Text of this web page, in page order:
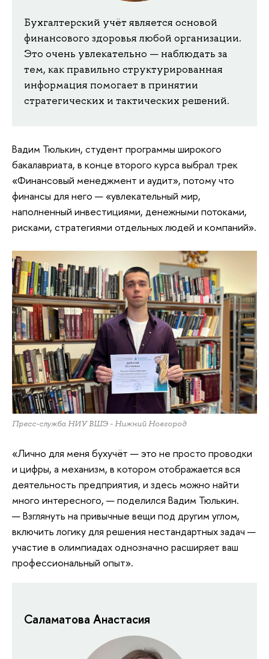
Бухгалтерский учёт является основой
финансового здоровья любой организации.
Это очень увлекательно — наблюдать за
тем, как правильно структурированная
информация помогает в принятии
стратегических и тактических решений.
Вадим Тюлькин, студент программы широкого
бакалавриата, в конце второго курса выбрал трек
«Финансовый менеджмент и аудит», потому что
финансы для него — «увлекательный мир,
наполненный инвестициями, денежными потоками,
рисками, стратегиями отдельных людей и компаний».
Пресс-служба НИУ ВШЭ - Нижний Новгород
«Лично для меня бухучёт — это не просто проводки
и цифры, а механизм, в котором отображается вся
деятельность предприятия, и здесь можно найти
много интересного, — поделился Вадим Тюлькин.
— Взглянуть на привычные вещи под другим углом,
включить логику для решения нестандартных задач —
участие в олимпиадах однозначно расширяет ваш
профессиональный опыт».
Саламатова Анастасия